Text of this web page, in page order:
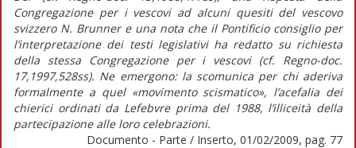
Congregazione per i vescovi ad alcuni quesiti del vescovo
svizzero N. Brunner e una nota che il Pontificio consiglio per
l’interpretazione dei testi legislativi ha redatto su richiesta
della stessa Congregazione per i vescovi (cf. Regno-doc.
17,1997,528ss). Ne emergono: la scomunica per chi aderiva
formalmente a quel «movimento scismatico», l’acefalia dei
chierici ordinati da Lefebvre prima del 1988, l’illiceità della
partecipazione alle loro celebrazioni.
Documento - Parte / Inserto, 01/02/2009, pag. 77